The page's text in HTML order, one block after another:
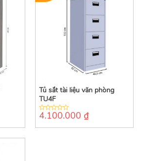
Tủ sắt tài liệu văn phòng
TU4F
0
of
4.100.000 ₫